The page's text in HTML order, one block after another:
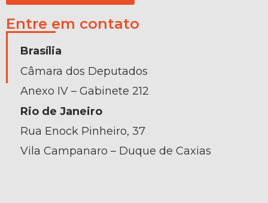
Entre em contato
Brasília
Câmara dos Deputados
Anexo IV – Gabinete 212
Rio de Janeiro
Rua Enock Pinheiro, 37
Vila Campanaro – Duque de Caxias